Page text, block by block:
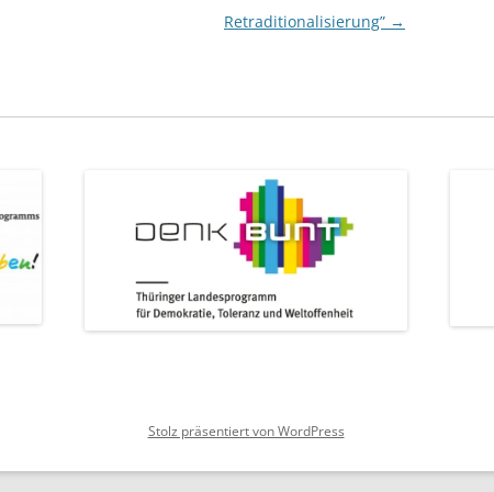
Retraditionalisierung” →
Stolz präsentiert von WordPress